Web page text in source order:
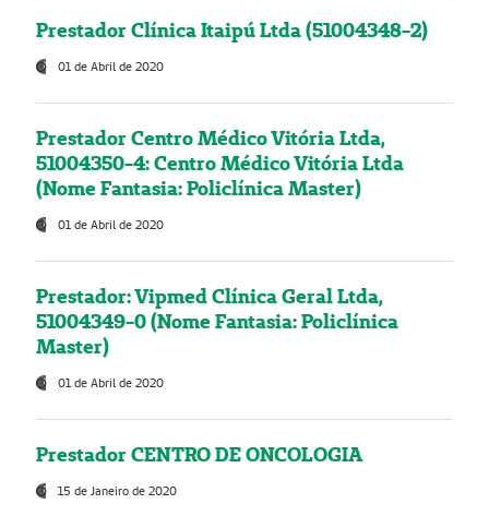
Prestador Clínica Itaipú Ltda (51004348-2)
01 de Abril de 2020
Prestador Centro Médico Vitória Ltda,
51004350-4: Centro Médico Vitória Ltda
(Nome Fantasia: Policlínica Master)
01 de Abril de 2020
Prestador: Vipmed Clínica Geral Ltda,
51004349-0 (Nome Fantasia: Policlínica
Master)
01 de Abril de 2020
Prestador CENTRO DE ONCOLOGIA
15 de Janeiro de 2020